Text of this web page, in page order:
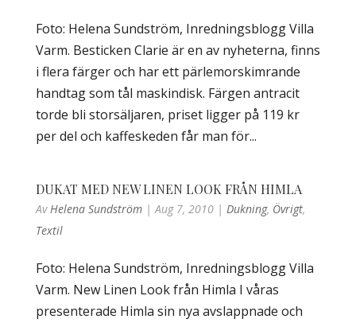
Foto: Helena Sundström, Inredningsblogg Villa
Varm. Besticken Clarie är en av nyheterna, finns
i flera färger och har ett pärlemorskimrande
handtag som tål maskindisk. Färgen antracit
torde bli storsäljaren, priset ligger på 119 kr
per del och kaffeskeden får man för...
DUKAT MED NEW LINEN LOOK FRÅN HIMLA
AvHelena Sundström|Aug 7, 2010| Dukning, Övrigt,
Textil
Foto: Helena Sundström, Inredningsblogg Villa
Varm. New Linen Look från Himla I våras
presenterade Himla sin nya avslappnade och